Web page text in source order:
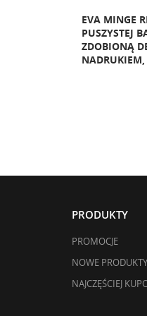
EVA MINGE
PUSZYSTEJ
ZDOBIONĄ
PRODUKTY
PROMOCJE
NOWE PRODUKTY
NAJCZĘŚCIEJ